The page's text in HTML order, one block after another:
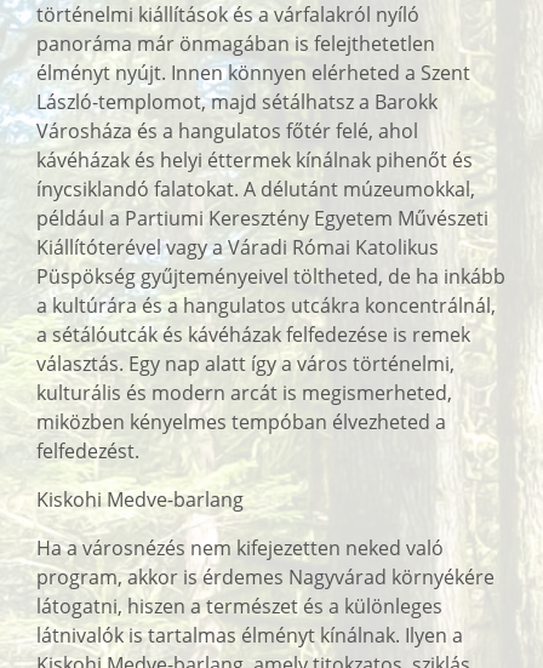
történelmi kiállítások és a várfalakról nyíló
panoráma már önmagában is felejthetetlen
élményt nyújt. Innen könnyen elérheted a Szent
László-templomot, majd sétálhatsz a Barokk
Városháza és a hangulatos főtér felé, ahol
kávéházak és helyi éttermek kínálnak pihenőt és
ínycsiklandó falatokat. A délutánt múzeumokkal,
például a Partiumi Keresztény Egyetem Művészeti
Kiállítóterével vagy a Váradi Római Katolikus
Püspökség gyűjteményeivel töltheted, de ha inkább
a kultúrára és a hangulatos utcákra koncentrálnál,
a sétálóutcák és kávéházak felfedezése is remek
választás. Egy nap alatt így a város történelmi,
kulturális és modern arcát is megismerheted,
miközben kényelmes tempóban élvezheted a
felfedezést.
Kiskohi Medve-barlang
Ha a városnézés nem kifejezetten neked való
program, akkor is érdemes Nagyvárad környékére
látogatni, hiszen a természet és a különleges
látnivalók is tartalmas élményt kínálnak. Ilyen a